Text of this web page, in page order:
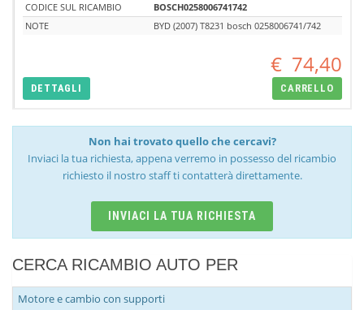
CODICE SUL RICAMBIO
BOSCH0258006741742
NOTE
BYD (2007) T8231 bosch 0258006741/742
€ 74,40
DETTAGLI CARRELLO
Non hai trovato quello che cercavi?
Inviaci la tua richiesta, appena verremo in possesso del ricambio
richiesto il nostro staff ti contatterà direttamente.
INVIACI LA TUA RICHIESTA
CERCA RICAMBIO AUTO PER
Motore e cambio con supporti